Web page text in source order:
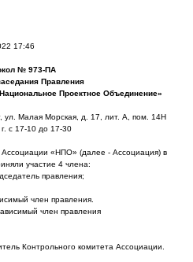
17:46
№ 973-ПА
Правления
Проектное Объединение»
ул. Малая Морская, д. 17, лит. А, пом. 14Н
с 17-10 до 17-30
«НПО» (далее - Ассоциация) в
участие 4 члена:
правления;
член правления.
член правления
Контрольного комитета Ассоциации.